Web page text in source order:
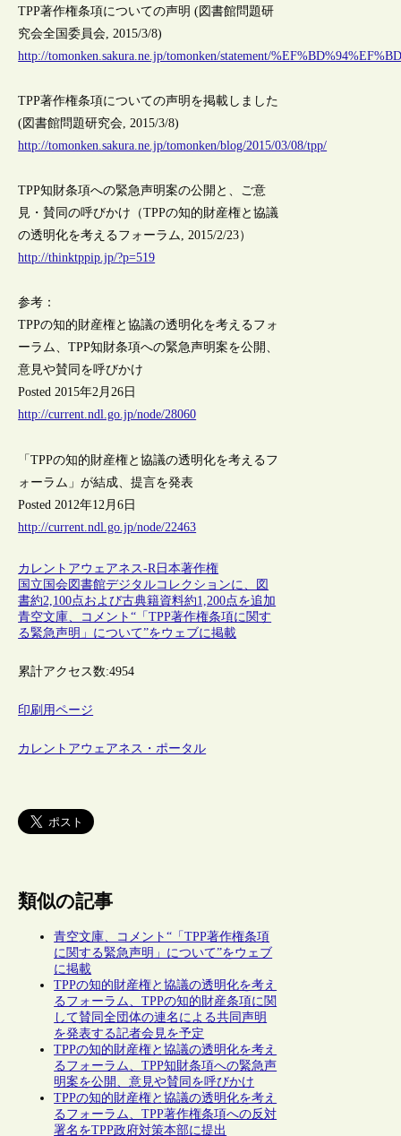
TPP著作権条項についての声明 (図書館問題研
究会全国委員会, 2015/3/8)
http://tomonken.sakura.ne.jp/tomonken/statement/
TPP著作権条項についての声明を掲載しました
(図書館問題研究会, 2015/3/8)
http://tomonken.sakura.ne.jp/tomonken/blog/2015/03/08/tpp/
TPP知財条項への緊急声明案の公開と、ご意
見・賛同の呼びかけ（TPPの知的財産権と協議
の透明化を考えるフォーラム, 2015/2/23）
http://thinktppip.jp/?p=519
参考：
TPPの知的財産権と協議の透明化を考えるフォ
ーラム、TPP知財条項への緊急声明案を公開、
意見や賛同を呼びかけ
Posted 2015年2月26日
http://current.ndl.go.jp/node/28060
「TPPの知的財産権と協議の透明化を考えるフ
ォーラム」が結成、提言を発表
Posted 2012年12月6日
http://current.ndl.go.jp/node/22463
カレントアウェアネス-R 日本著作権
国立国会図書館デジタルコレクションに、図
書約2,100点および古典籍資料約1,200点を追加
青空文庫、コメント“「TPP著作権条項に関す
る緊急声明」について”をウェブに掲載
累計アクセス数:4954
印刷用ページ
カレントアウェアネス・ポータル
類似の記事
青空文庫、コメント“「TPP著作権条項
に関する緊急声明」について”をウェブ
に掲載
TPPの知的財産権と協議の透明化を考え
るフォーラム、TPPの知的財産条項に関
して賛同全団体の連名による共同声明
を発表する記者会見を予定
TPPの知的財産権と協議の透明化を考え
るフォーラム、TPP知財条項への緊急声
明案を公開、意見や賛同を呼びかけ
TPPの知的財産権と協議の透明化を考え
るフォーラム、TPP著作権条項への反対
署名をTPP政府対策本部に提出